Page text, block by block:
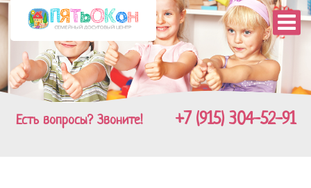
Есть вопросы? Звоните! +7 (915) 304-52-91